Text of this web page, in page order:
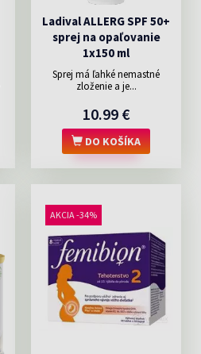
Ladival ALLERG SPF 50+
sprej na opaľovanie
1x150 ml
Sprej má ľahké nemastné
zloženie a je...
10.99 €
DO KOŠÍKA
AKCIA -34%